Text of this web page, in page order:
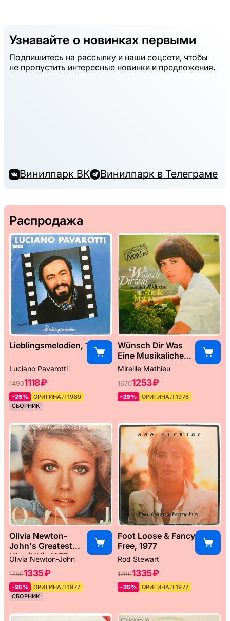
Узнавайте о новинках первыми
Подпишитесь на рассылку и наши соцсети, чтобы
не пропустить интересные новинки и предложения.
Винилпарк ВК Винилпарк в Телеграме
Распродажа
Lieblingsmelodien, 1989
Luciano Pavarotti
14901118 ₽
–25%
ОРИГИНАЛ 1989
СБОРНИК
Wünsch Dir Was
Eine Musikaliche
Weltreise, 1976
Mireille Mathieu
16701253 ₽
–25% ОРИГИНАЛ 1976
Olivia Newton-
John's Greatest
Hits (UK), 1977
Olivia Newton-John
17801335 ₽
–25%
ОРИГИНАЛ 1977
СБОРНИК
Foot Loose & Fancy
Free, 1977
Rod Stewart
17801335 ₽
–25% ОРИГИНАЛ 1977